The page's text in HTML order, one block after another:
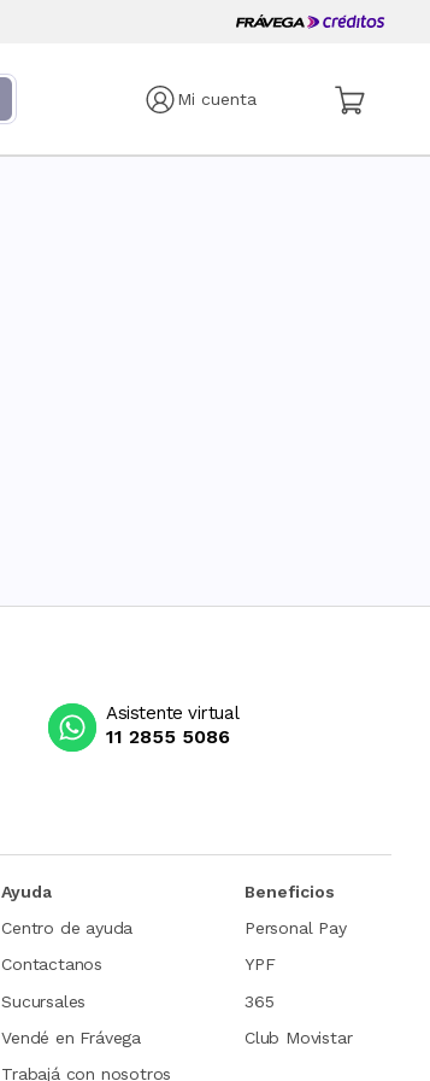
Mi cuenta
Asistente virtual
11 2855 5086
Ayuda
Centro de ayuda
Contactanos
Sucursales
Vendé en Frávega
Trabajá con nosotros
Beneficios
Personal Pay
YPF
365
Club Movistar